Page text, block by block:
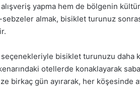
yapma hem de bölgenin
sebzeler almak, bisiklet turunuz
seçenekleriyle bisiklet turunuzu
otellerde konaklayarak
birkaç gün ayırarak, her köşesinde